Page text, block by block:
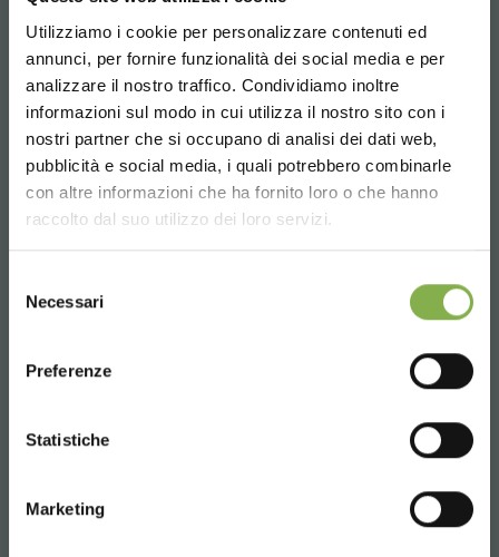
Utilizziamo i cookie per personalizzare contenuti ed
annunci, per fornire funzionalità dei social media e per
analizzare il nostro traffico. Condividiamo inoltre
informazioni sul modo in cui utilizza il nostro sito con i
nostri partner che si occupano di analisi dei dati web,
pubblicità e social media, i quali potrebbero combinarle
con altre informazioni che ha fornito loro o che hanno
raccolto dal suo utilizzo dei loro servizi.
delNecessari
Preferenze
Statistiche
Marketing
Choose the country you are in and your
language for a better browsing experience
+39 3457719939
Email
Informations requises